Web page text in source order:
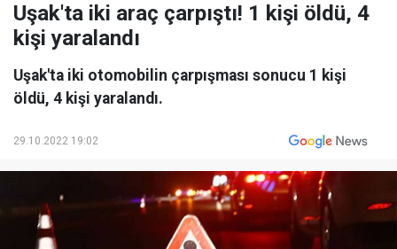
Uşak'ta iki araç çarpıştı! 1 kişi öldü, 4
kişi yaralandı
Uşak'ta iki otomobilin çarpışması sonucu 1 kişi
öldü, 4 kişi yaralandı.
29.10.2022 19:02